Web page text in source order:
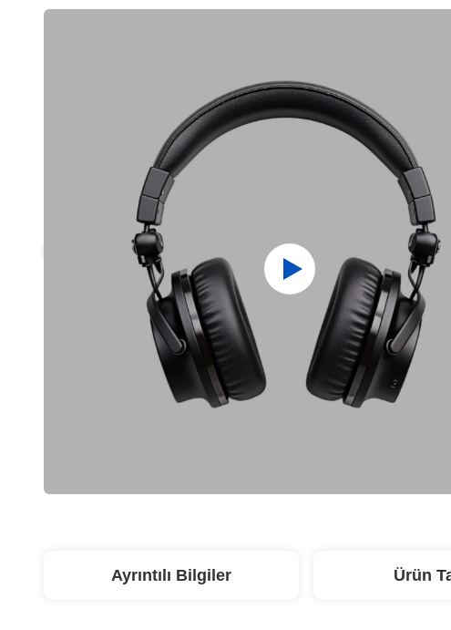
Ayrıntılı Bilgiler Ürün